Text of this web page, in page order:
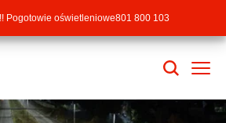
Pogotowie oświetleniowe801 800 103